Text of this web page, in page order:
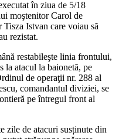
în ziua de 5/18
moştenitor Carol de
Istvan care voiau să
rezistat.
restabileşte linia frontului,
la atacul la baionetă, pe
de operaţii nr. 288 al
comandantul diviziei, se
pe întregul front al
zile de atacuri susținute din